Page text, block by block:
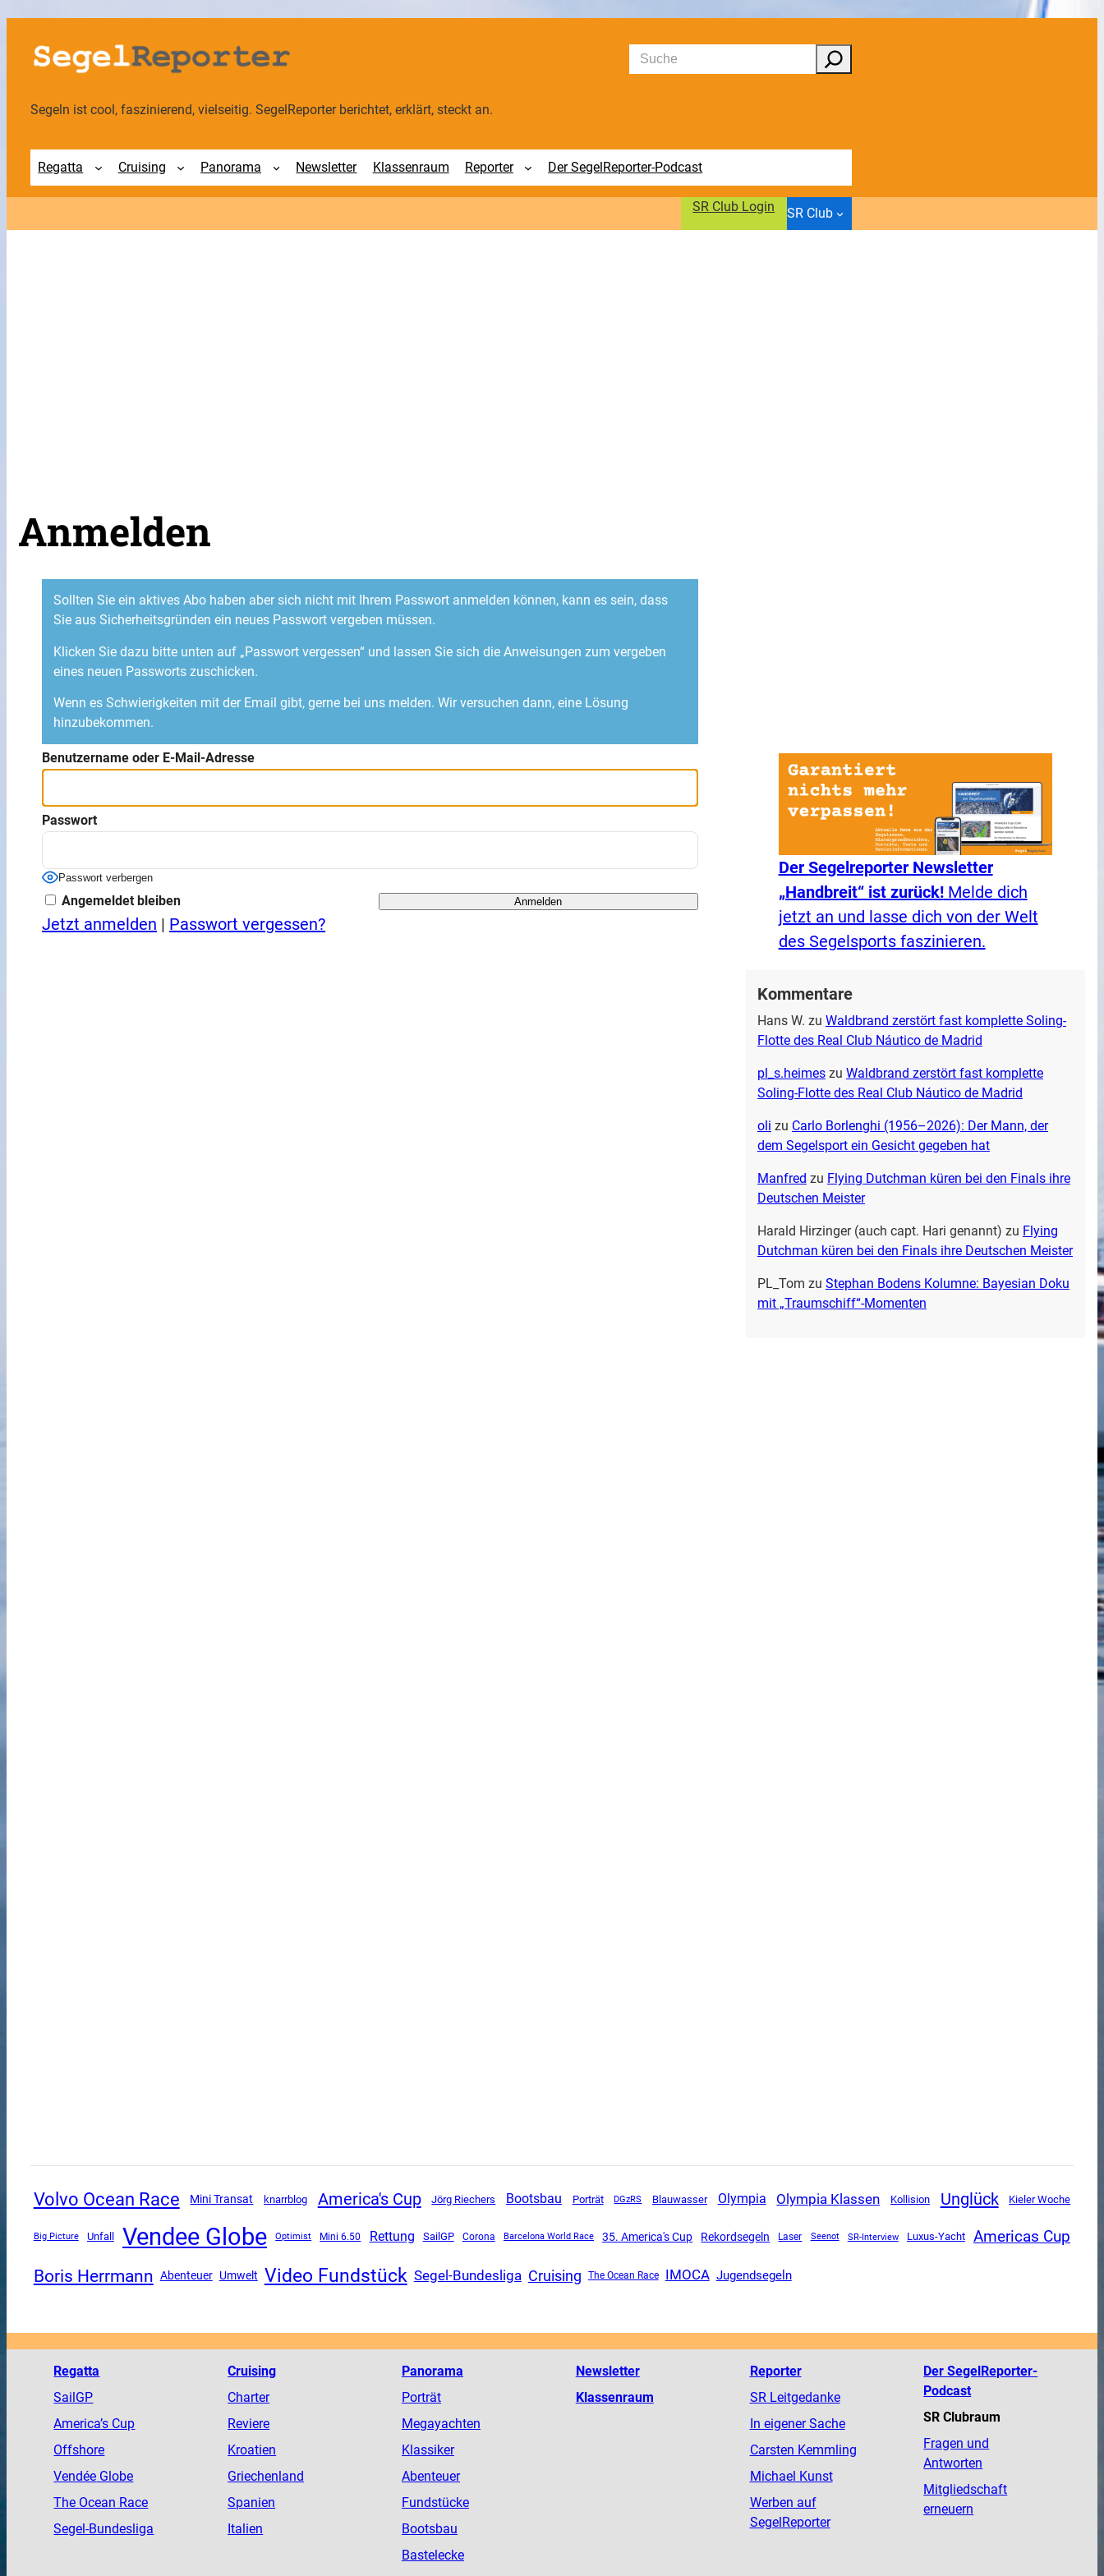
Suchen
Segeln ist cool, faszinierend, vielseitig. SegelReporter berichtet, erklärt, steckt an.
Regatta Cruising Panorama Newsletter Klassenraum Reporter Der SegelReporter-Podcast
SR Club Login SR Club
Anmelden
Sollten Sie ein aktives Abo haben aber sich nicht mit Ihrem Passwort anmelden können, kann es sein, dass
Sie aus Sicherheitsgründen ein neues Passwort vergeben müssen.
Klicken Sie dazu bitte unten auf „Passwort vergessen“ und lassen Sie sich die Anweisungen zum vergeben
eines neuen Passworts zuschicken.
Wenn es Schwierigkeiten mit der Email gibt, gerne bei uns melden. Wir versuchen dann, eine Lösung
hinzubekommen.
Benutzername oder E-Mail-Adresse
Passwort
Passwort verbergen
Angemeldet bleiben
Jetzt anmelden | Passwort vergessen?
Der Segelreporter Newsletter
„Handbreit“ ist zurück!Melde dich
jetzt an und lasse dich von der Welt
des Segelsports faszinieren.
Kommentare
Hans W. zu Waldbrand zerstört fast komplette Soling-
Flotte des Real Club Náutico de Madrid
pl_s.heimeszu Waldbrand zerstört fast komplette
Soling-Flotte des Real Club Náutico de Madrid
oli zu Carlo Borlenghi (1956–2026): Der Mann, der
dem Segelsport ein Gesicht gegeben hat
Manfred zu Flying Dutchman küren bei den Finals ihre
Deutschen Meister
Harald Hirzinger (auch capt. Hari genannt) zu Flying
Dutchman küren bei den Finals ihre Deutschen Meister
PL_Tom zu Stephan Bodens Kolumne: Bayesian Doku
mit „Traumschiff“-Momenten
Volvo Ocean Race Mini Transat knarrblog America's Cup Jörg Riechers Bootsbau Porträt DGzRS Blauwasser Olympia Olympia Klassen Kollision Unglück Kieler Woche
Big Picture Unfall Vendee Globe Optimist Mini 6.50 Rettung SailGP Corona Barcelona World Race 35. America's Cup Rekordsegeln Laser Seenot SR-Interview Luxus-Yacht Americas Cup
Boris Herrmann Abenteuer Umwelt Video Fundstück Segel-Bundesliga Cruising The Ocean Race IMOCA Jugendsegeln
Regatta
SailGP
America’s Cup
Offshore
Vendée Globe
The Ocean Race
Segel-Bundesliga
Cruising
Charter
Reviere
Kroatien
Griechenland
Spanien
Italien
Panorama
Porträt
Megayachten
Klassiker
Abenteuer
Fundstücke
Bootsbau
Bastelecke
Newsletter
Klassenraum
Reporter
SR Leitgedanke
In eigener Sache
Carsten Kemmling
Michael Kunst
Werben auf
SegelReporter
Der SegelReporter-
Podcast
SR Clubraum
Fragen und
Antworten
Mitgliedschaft
erneuern